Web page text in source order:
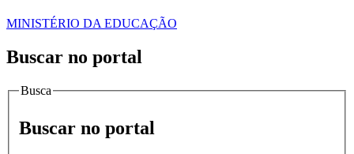
MINISTÉRIO DA EDUCAÇÃO
Buscar no portal
Busca
Buscar no portal